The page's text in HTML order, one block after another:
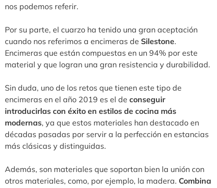
nos podemos referir.
Por su parte, el cuarzo ha tenido una gran aceptación
cuando nos referimos a encimeras de Silestone.
Encimeras que están compuestas en un 94% por este
material y que logran una gran resistencia y durabilidad.
Sin duda, uno de los retos que tienen este tipo de
encimeras en el año 2019 es el de conseguir
introducirlas con éxito en estilos de cocina más
modernas, ya que estos materiales han destacado en
décadas pasadas por servir a la perfección en estancias
más clásicas y distinguidas.
Además, son materiales que soportan bien la unión con
otros materiales, como, por ejemplo, la madera. Combina